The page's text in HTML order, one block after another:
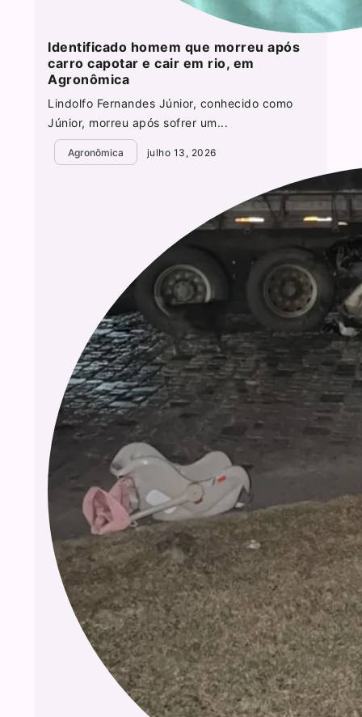
Identificado homem que morreu após
carro capotar e cair em rio, em
Agronômica
Lindolfo Fernandes Júnior, conhecido como
Júnior, morreu após sofrer um...
Agronômica julho 13, 2026